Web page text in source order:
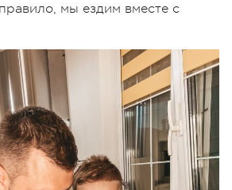
мы ездим вместе с